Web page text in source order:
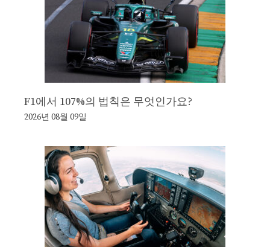
F1에서 107%의 법칙은 무엇인가요?
2026년 08월 09일